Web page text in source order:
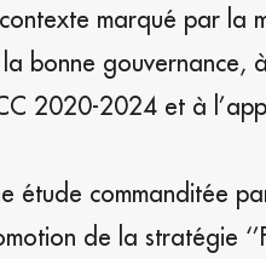
marqué par la
bonne gouvernance,
2020-2024 et à
étude commanditée
de la stratégie